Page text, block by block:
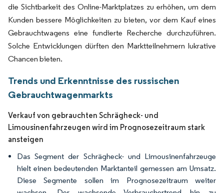
die Sichtbarkeit des Online-Marktplatzes zu erhöhen, um dem
Kunden bessere Möglichkeiten zu bieten, vor dem Kauf eines
Gebrauchtwagens eine fundierte Recherche durchzuführen.
Solche Entwicklungen dürften den Marktteilnehmern lukrative
Chancen bieten.
Trends und Erkenntnisse des russischen
Gebrauchtwagenmarkts
Verkauf von gebrauchten Schrägheck- und
Limousinenfahrzeugen wird im Prognosezeitraum stark
ansteigen
Das Segment der Schrägheck- und Limousinenfahrzeuge
hielt einen bedeutenden Marktanteil gemessen am Umsatz.
Diese Segmente sollen im Prognosezeitraum weiter